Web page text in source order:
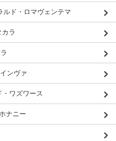
ルド・ロマヴェンテマ
ラ
ンヴァ
・ワズワース
ナニー